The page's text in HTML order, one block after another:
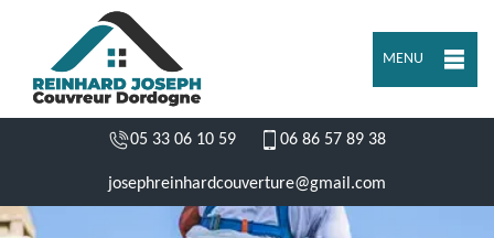
MENU
05 33 06 10 59 06 86 57 89 38
josephreinhardcouverture@gmail.com